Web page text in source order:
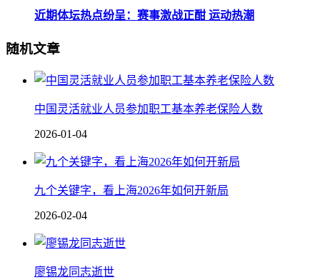
近期体坛热点纷呈：赛事激战正酣 运动热潮
随机文章
中国灵活就业人员参加职工基本养老保险人数
2026-01-04
九个关键字，看上海2026年如何开新局
2026-02-04
廖锡龙同志逝世